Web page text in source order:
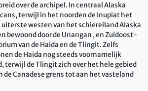
over de archipel. In centraal Alaska
terwijl in het noorden de Inupiat het
uiterste westen van het schiereiland Alaska
bewoond door de Unangan , en Zuidoost-
van de Haida en de Tlingit. Zelfs
de Haida nog steeds voornamelijk
terwijl de Tlingit zich over het hele gebied
de Canadese grens tot aan het vasteland